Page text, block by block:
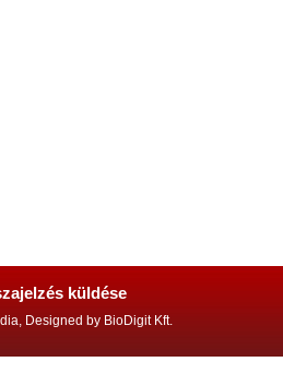
küldése
Designed by BioDigit Kft.